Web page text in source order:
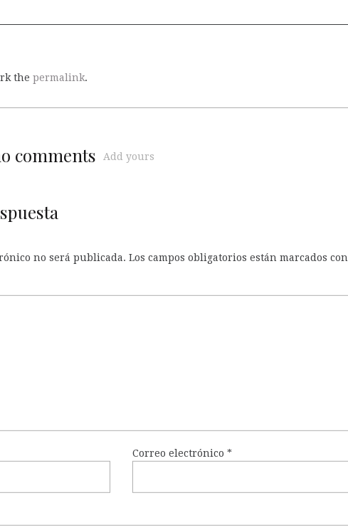
the permalink.
comments Add yours
no será publicada. Los campos obligatorios están marcados con
Correo electrónico*